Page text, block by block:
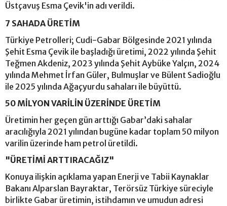
Üstçavuş Esma Çevik'in adı verildi.
7 SAHADA ÜRETİM
Türkiye Petrolleri; Cudi-Gabar Bölgesinde 2021 yılında
Şehit Esma Çevik ile başladığı üretimi, 2022 yılında Şehit
Teğmen Akdeniz, 2023 yılında Şehit Aybüke Yalçın, 2024
yılında Mehmet İrfan Güler, Bulmuşlar ve Bülent Sadioğlu
ile 2025 yılında Ağaçyurdu sahaları ile büyüttü.
50 MİLYON VARİLİN ÜZERİNDE ÜRETİM
Üretimin her geçen gün arttığı Gabar’daki sahalar
aracılığıyla 2021 yılından bugüne kadar toplam 50 milyon
varilin üzerinde ham petrol üretildi.
"ÜRETİMİ ARTTIRACAĞIZ"
Konuya ilişkin açıklama yapan Enerji ve Tabii Kaynaklar
Bakanı Alparslan Bayraktar, Terörsüz Türkiye süreciyle
birlikte Gabar üretimin, istihdamın ve umudun adresi